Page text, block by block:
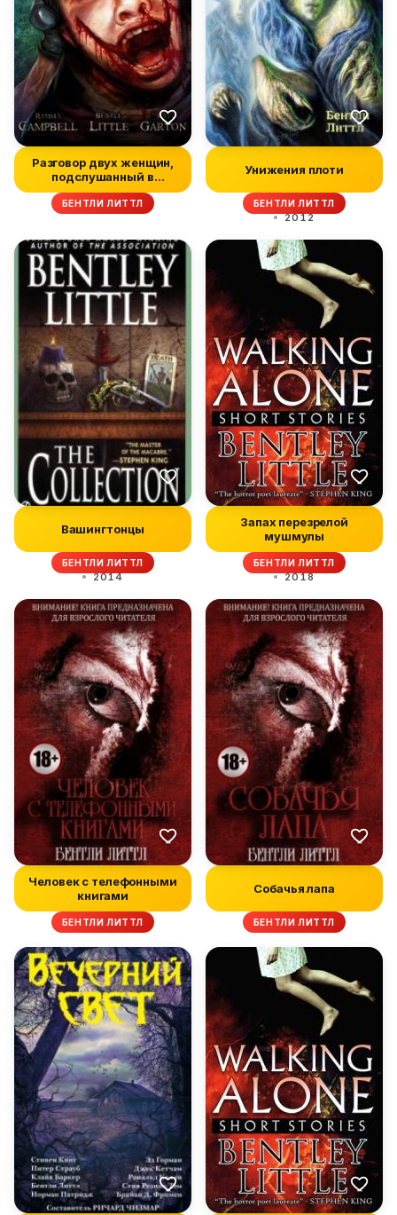
Разговор двух женщин,
подслушанный в
приемной моег...
БЕНТЛИ ЛИТТЛ
Унижения плоти
БЕНТЛИ ЛИТТЛ
2012
Вашингтонцы
БЕНТЛИ ЛИТТЛ
2014
Запах перезрелой
мушмулы
БЕНТЛИ ЛИТТЛ
2018
Человек с телефонными
книгами
БЕНТЛИ ЛИТТЛ
Собачья лапа
БЕНТЛИ ЛИТТЛ